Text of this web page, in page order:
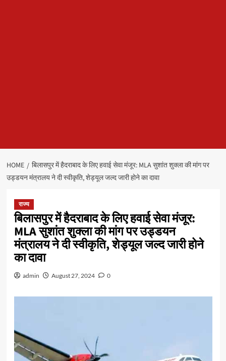
HOME
बिलासपुर में हैदराबाद के लिए हवाई सेवा मंजूर: MLA सुशांत शुक्ला की मांग पर
उड्डयन मंत्रालय ने दी स्वीकृति, शेड्यूल जल्द जारी होने का दावा
राज्य
बिलासपुर में हैदराबाद के लिए हवाई सेवा मंजूर:
MLA सुशांत शुक्ला की मांग पर उड्डयन
मंत्रालय ने दी स्वीकृति, शेड्यूल जल्द जारी होने
का दावा
admin August 27, 2024 0